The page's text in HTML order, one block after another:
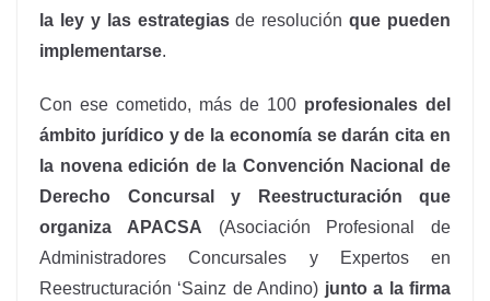
la ley y las estrategiasde resoluciónque pueden
implementarse.
Con ese cometido, más de 100 profesionales del
ámbito jurídico y de la economía se darán cita en
la novena edición de la Convención Nacional de
Derecho Concursal y Reestructuración que
organiza APACSA (Asociación Profesional de
Administradores Concursales y Expertos en
Reestructuración ‘Sainz de Andino) junto a la firma